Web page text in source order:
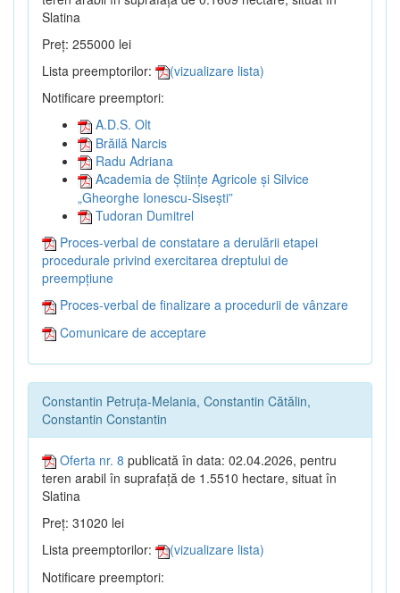
Slatina
Preț: 255000 lei
Lista preemptorilor:
(vizualizare lista)
Notificare preemptori:
A.D.S. Olt
Brăilă Narcis
Radu Adriana
Academia de Științe Agricole și Silvice
„Gheorghe Ionescu-Sisești”
Tudoran Dumitrel
Proces-verbal de constatare a derulării etapei
procedurale privind exercitarea dreptului de
preempțiune
Proces-verbal de finalizare a procedurii de vânzare
Comunicare de acceptare
Constantin Petruța-Melania, Constantin Cătălin,
Constantin Constantin
Oferta nr. 8 publicată în data: 02.04.2026, pentru
teren arabil în suprafață de 1.5510 hectare, situat în
Slatina
Preț: 31020 lei
Lista preemptorilor:
(vizualizare lista)
Notificare preemptori: